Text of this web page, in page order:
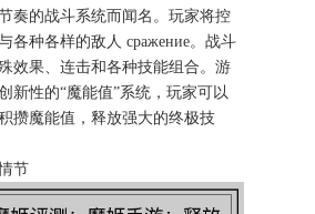
奏的战斗系统而闻名。玩家将控
各种各样的敌人 сражение。战斗
效果、连击和各种技能组合。游
新性的“魔能值”系统，玩家可以
攒魔能值，释放强大的终极技
节